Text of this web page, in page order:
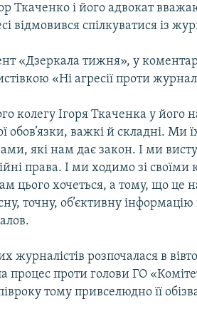
Ткаченко і його адвокат
відмовився спілкуватися із
«Дзеркала тижня», у
«Ні агресії проти
колегу Ігоря Ткаченка у його
обов’язки, важкі й складні. Ми
які нам дає закон. І ми
права. І ми ходимо зі
цього хочеться, а тому, що це
точну, об’єктивну
журналістів розпочалася в
процес проти голови ГО
тому привселюдно її